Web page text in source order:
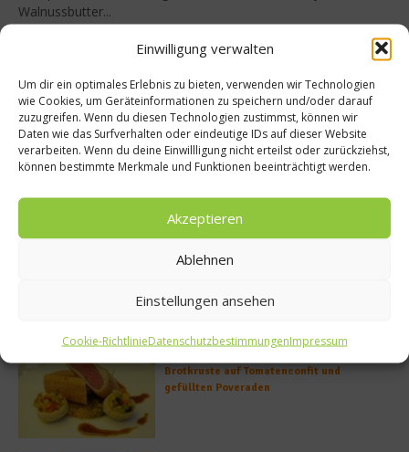
Einwilligung verwalten
Um dir ein optimales Erlebnis zu bieten, verwenden wir Technologien
wie Cookies, um Geräteinformationen zu speichern und/oder darauf
zuzugreifen. Wenn du diesen Technologien zustimmst, können wir
Daten wie das Surfverhalten oder eindeutige IDs auf dieser Website
verarbeiten. Wenn du deine Einwillligung nicht erteilst oder zurückziehst,
können bestimmte Merkmale und Funktionen beeinträchtigt werden.
Akzeptieren
Ablehnen
Einstellungen ansehen
Cookie-RichtlinieDatenschutzbestimmungenImpressum
Walnussbutter...
Brotkruste auf Tomatenconfit und
gefüllten Poveraden